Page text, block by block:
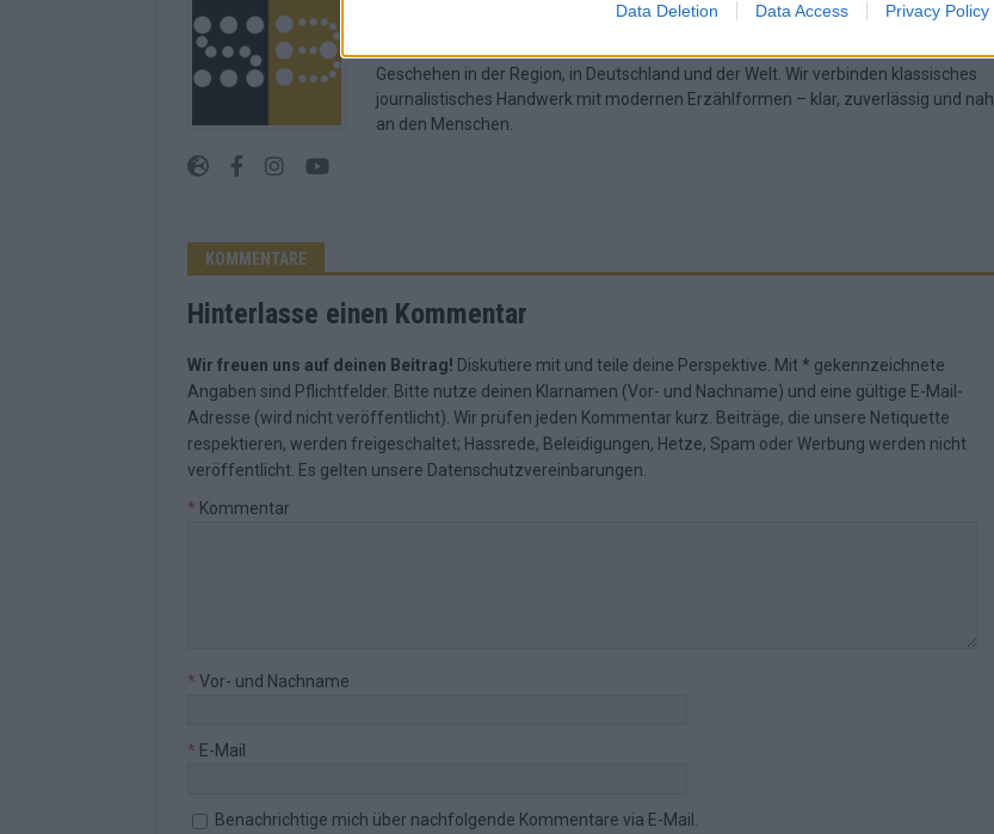
Data Deletion Data Access Privacy Policy
Das Stuttgarter Blatt ist eine unabhängige, digitale Nachrichtenplattform mit Sitz
Geschehen in der Region, in Deutschland und der Welt. Wir verbinden klassisches
journalistisches Handwerk mit modernen Erzählformen – klar, zuverlässig und nah
an den Menschen.
KOMMENTARE
Hinterlasse einen Kommentar
Wir freuen uns auf deinen Beitrag! Diskutiere mit und teile deine Perspektive. Mit * gekennzeichnete
Angaben sind Pflichtfelder. Bitte nutze deinen Klarnamen (Vor- und Nachname) und eine gültige E-Mail-
Adresse (wird nicht veröffentlicht). Wir prüfen jeden Kommentar kurz. Beiträge, die unsere Netiquette
respektieren, werden freigeschaltet; Hassrede, Beleidigungen, Hetze, Spam oder Werbung werden nicht
veröffentlicht. Es gelten unsere Datenschutzvereinbarungen.
* Kommentar
* Vor- und Nachname
* E-Mail
Benachrichtige mich über nachfolgende Kommentare via E-Mail.